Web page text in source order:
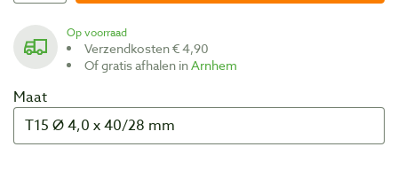
Op voorraad
Verzendkosten € 4,90
Of gratis afhalen inArnhem
Maat